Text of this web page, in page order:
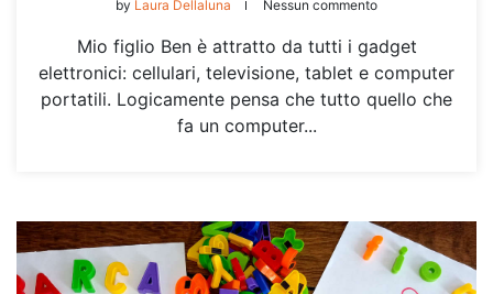
by Laura Dellaluna Nessun commento
Mio figlio Ben è attratto da tutti i gadget
elettronici: cellulari, televisione, tablet e computer
portatili. Logicamente pensa che tutto quello che
fa un computer...